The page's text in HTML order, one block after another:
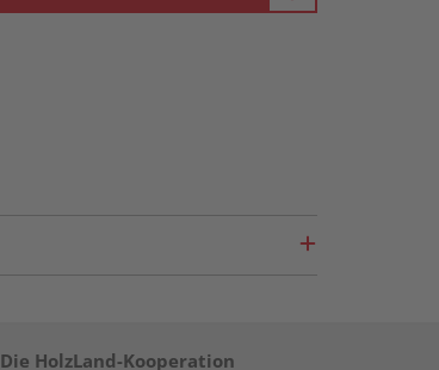
Die HolzLand-Kooperation